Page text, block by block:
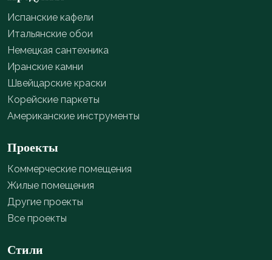
Испанские кафели
Итальянские обои
Немецкая сантехника
Иранские камни
Швейцарские краски
Корейские паркеты
Американские инструменты
Проекты
Коммерческие помещения
Жилые помещения
Другие проекты
Все проекты
Стили